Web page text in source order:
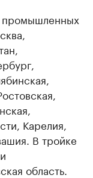
промышленных
Карелия,
В тройке
область.